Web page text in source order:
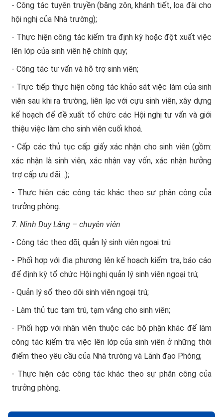
- Công tác tuyên truyền (băng zôn, khánh tiết, loa đài cho
hội nghị của Nhà trường);
- Thực hiện công tác kiểm tra định kỳ hoặc đột xuất việc
lên lớp của sinh viên hệ chính quy;
- Công tác tư vấn và hỗ trợ sinh viên;
- Trực tiếp thực hiện công tác khảo sát việc làm của sinh
viên sau khi ra trường, liên lạc với cựu sinh viên, xây dựng
kế hoạch để đề xuất tổ chức các Hội nghị tư vấn và giới
thiệu việc làm cho sinh viên cuối khoá.
- Cấp các thủ tục cấp giấy xác nhận cho sinh viên (gồm:
xác nhận là sinh viên, xác nhận vay vốn, xác nhận hưởng
trợ cấp ưu đãi…);
- Thực hiện các công tác khác theo sự phân công của
trưởng phòng.
7. Ninh Duy Lăng – chuyên viên
- Công tác theo dõi, quản lý sinh viên ngoại trú
- Phối hợp với địa phương lên kế hoạch kiểm tra, báo cáo
để định kỳ tổ chức Hội nghị quản lý sinh viên ngoại trú;
- Quản lý sổ theo dõi sinh viên ngoại trú;
- Làm thủ tục tạm trú, tạm vắng cho sinh viên;
- Phối hợp với nhân viên thuộc các bộ phận khác để làm
công tác kiểm tra việc lên lớp của sinh viên ở những thời
điểm theo yêu cầu của Nhà trường và Lãnh đạo Phòng;
- Thực hiện các công tác khác theo sự phân công của
trưởng phòng.